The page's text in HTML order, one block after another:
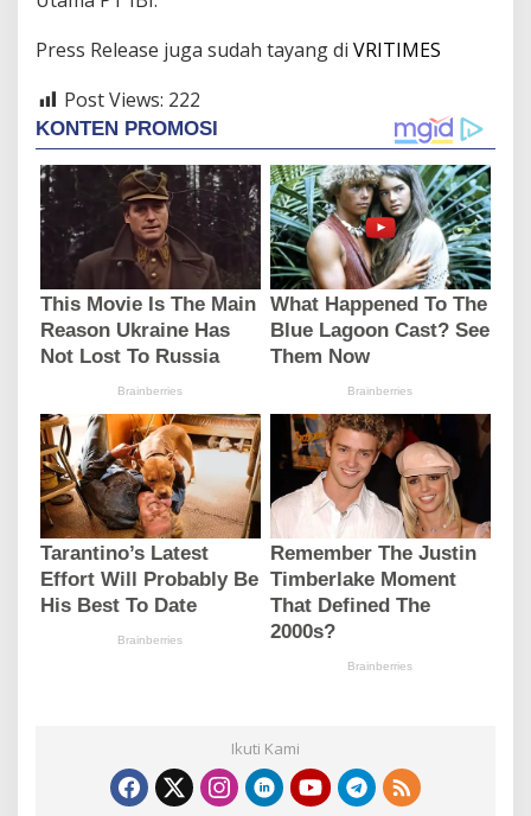
Press Release juga sudah tayang di VRITIMES
Post Views: 222
Ikuti Kami